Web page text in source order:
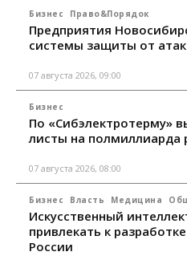
Бизнес Право&Порядок
Предприятия
системы защиты от
07 августа 2026, 09:00
Бизнес
По «Сибэлектротерму»
листы на полмиллиарда
07 августа 2026, 08:00
Бизнес Власть Медицина
Искусственный
привлекать к
России